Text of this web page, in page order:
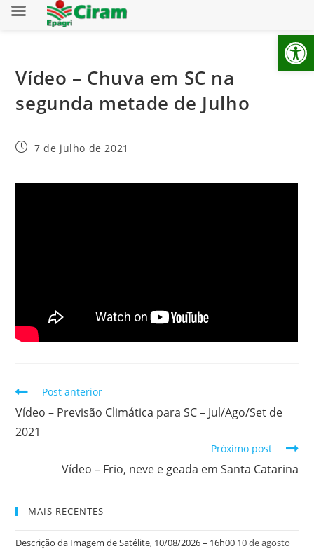
Vídeo – Chuva em SC na
segunda metade de Julho
7 de julho de 2021
Post anterior
Vídeo – Previsão Climática para SC – Jul/Ago/Set de
2021
Próximo post
Vídeo – Frio, neve e geada em Santa Catarina
MAIS RECENTES
Descrição da Imagem de Satélite, 10/08/2026 – 16h00 10 de agosto